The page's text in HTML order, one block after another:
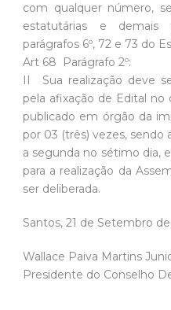
com qualquer número,
estatutárias e demais
parágrafos 6º, 72 e 73 do
Art 68  Parágrafo 2º:
II  Sua realização deve
pela afixação de Edital no
publicado em órgão da
por 03 (três) vezes, sendo
a segunda no sétimo dia,
para a realização da
ser deliberada.
Santos, 21 de Setembro
Wallace Paiva Martins
Presidente do Conselho